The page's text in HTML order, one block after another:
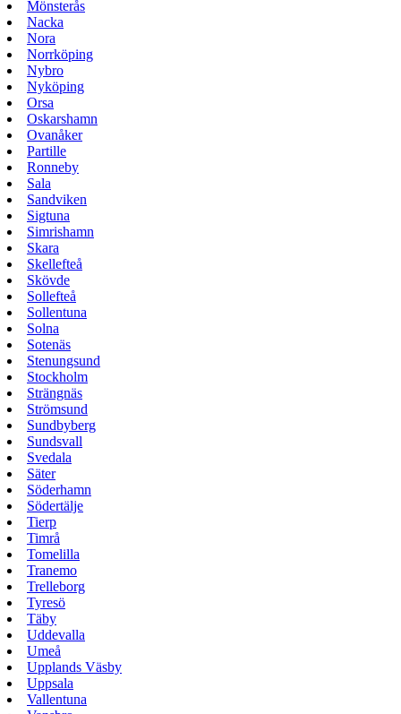
Mönsterås
Nacka
Nora
Norrköping
Nybro
Nyköping
Orsa
Oskarshamn
Ovanåker
Partille
Ronneby
Sala
Sandviken
Sigtuna
Simrishamn
Skara
Skellefteå
Skövde
Sollefteå
Sollentuna
Solna
Sotenäs
Stenungsund
Stockholm
Strängnäs
Strömsund
Sundbyberg
Sundsvall
Svedala
Säter
Söderhamn
Södertälje
Tierp
Timrå
Tomelilla
Tranemo
Trelleborg
Tyresö
Täby
Uddevalla
Umeå
Upplands Väsby
Uppsala
Vallentuna